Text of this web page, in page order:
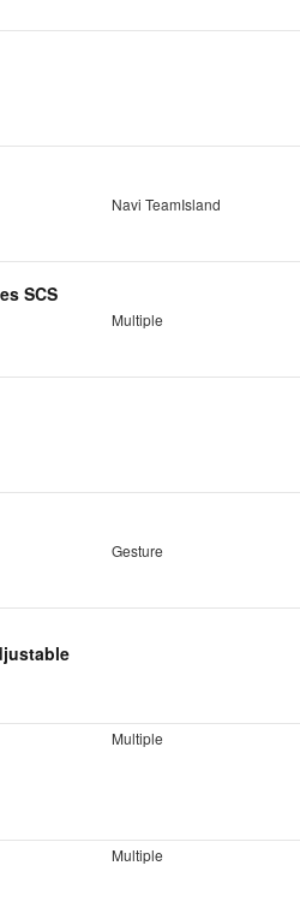
Navi TeamIsland
SCS
Multiple
Gesture
Multiple
Multiple